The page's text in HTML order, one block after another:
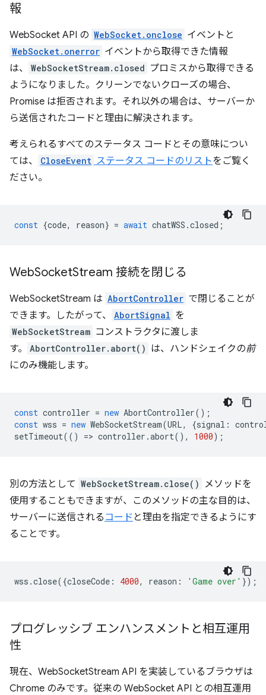
報
WebSocket API の WebSocket.onclose イベントと
WebSocket.onerror イベントから取得できた情報
は、
WebSocketStream.closed プロミスから取得できる
ようになりました。クリーンでないクローズの場合、
Promise は拒否されます。それ以外の場合は、サーバーか
ら送信されたコードと理由に解決されます。
考えられるすべてのステータス コードとその意味につい
ては、
CloseEvent ステータス コードのリストをご覧く
ださい。
const {code, reason} = await chatWSS .closed ;
WebSocketStream 接続を閉じる
WebSocketStream は AbortController で閉じることが
できます。したがって、
AbortSignal を
WebSocketStream コンストラクタに渡しま
す。
AbortController.abort() は、ハンドシェイクの前
にのみ機能します。
const controller = new AbortController();
const wss = new WebSocketStream(URL, {signal :
setTimeout(() => controller .abort(), 1000);
別の方法として WebSocketStream.close()
メソッドを
使用することもできますが、このメソッドの主な目的は、
サーバーに送信される コード と理由を指定できるようにす
ることです。
wss .close({closeCode : 4000, reason : 'Game over' });
プログレッシブ エンハンスメントと相互運用
性
現在、WebSocketStream API を実装しているブラウザは
Chrome のみです。従来の WebSocket API との相互運用